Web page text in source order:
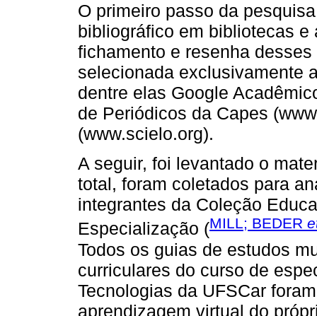
O primeiro passo da
bibliográfico em bibliotecas
fichamento e resenha
selecionada exclusivamente
dentre elas Google
de Periódicos da Capes
(www.scielo.org).
A seguir, foi levantado o
total, foram coletados para
integrantes da Coleção
Especialização (MILL; BEDER
Todos os guias de estudos
curriculares do curso de
Tecnologias da UFSCar
aprendizagem virtual do